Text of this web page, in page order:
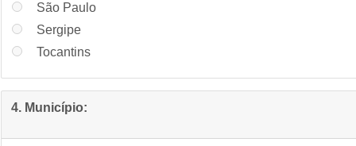
São Paulo
Sergipe
Tocantins
4. Município: